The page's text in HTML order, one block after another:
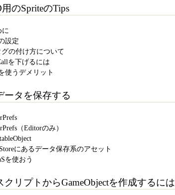
のSpriteのTips
設定
の付け方について
を下げるには
使うデメリット
タを保存する
（Editorのみ）
にあるデータ保存系のアセット
を使おう
リプトからGameObjectを作成するには